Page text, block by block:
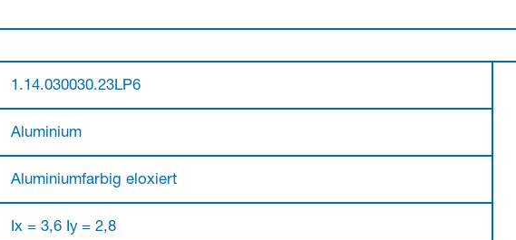
1.14.030030.23LP6
Aluminium
Aluminiumfarbig eloxiert
Ix = 3,6 Iy = 2,8